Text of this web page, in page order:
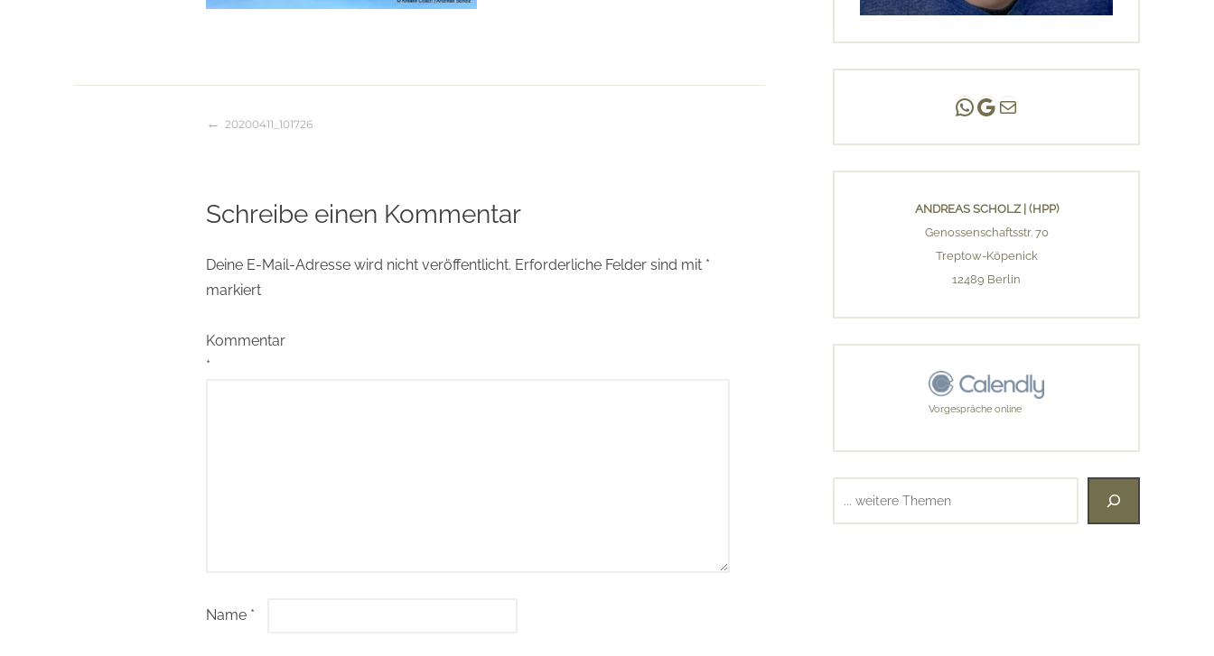
Beitragsnavigation
20200411_101726
Schreibe einen Kommentar
Deine E-Mail-Adresse wird nicht veröffentlicht. Erforderliche Felder sind mit *
markiert
Kommentar
*
Name *
Andreas Scholz | (HPP)
Praxis Adlershof
E-Mail an mich ...
ANDREAS SCHOLZ | (HPP)
Genossenschaftsstr. 70
Treptow-Köpenick
12489 Berlin
Vorgespräche online